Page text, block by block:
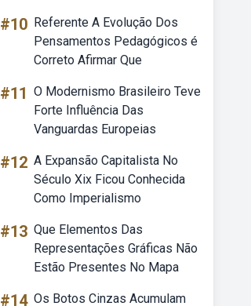
#10 Referente A Evolução Dos
Pensamentos Pedagógicos é
Correto Afirmar Que
#11 O Modernismo Brasileiro Teve
Forte Influência Das
Vanguardas Europeias
#12 A Expansão Capitalista No
Século Xix Ficou Conhecida
Como Imperialismo
#13 Que Elementos Das
Representações Gráficas Não
Estão Presentes No Mapa
#14 Os Botos Cinzas Acumulam